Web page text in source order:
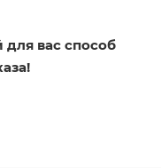
вас способ